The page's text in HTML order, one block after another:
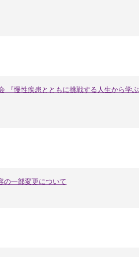
『慢性疾患とともに挑戦する人生から学ぶ
の一部変更について